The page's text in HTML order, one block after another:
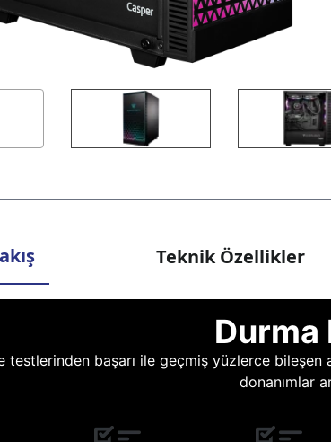
Teknik Özellikler
Durma
testlerinden başarı ile geçmiş yüzlerce
donanımlar